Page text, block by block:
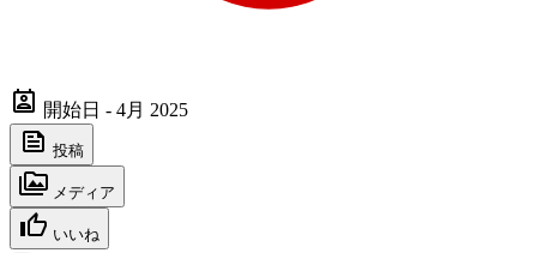
開始日 - 4月 2025
投稿
メディア
いいね